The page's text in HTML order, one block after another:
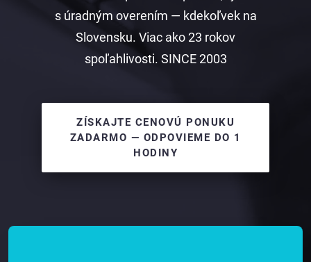
s úradným overením — kdekoľvek na
Slovensku. Viac ako 23 rokov
spoľahlivosti. SINCE 2003
ZÍSKAJTE CENOVÚ PONUKU
ZADARMO — ODPOVIEME DO 1
HODINY